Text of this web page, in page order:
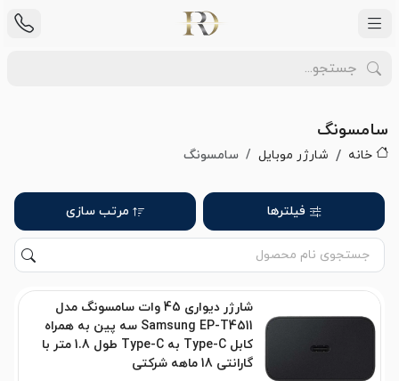
سامسونگ
خانه شارژر موبایل سامسونگ
فیلترها مرتب سازی
شارژر دیواری 45 وات سامسونگ مدل
Samsung EP-T4511 سه پین به همراه
کابل Type-C به Type-C طول 1.8 متر با
گارانتی 18 ماهه شرکتی